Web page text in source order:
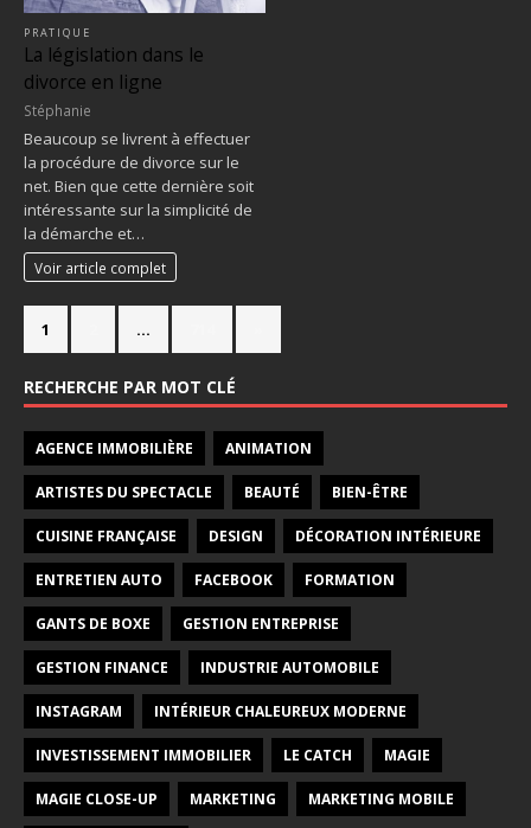
PRATIQUE
La législation dans le
divorce en ligne
Stéphanie
Beaucoup se livrent à effectuer
la procédure de divorce sur le
net. Bien que cette dernière soit
intéressante sur la simplicité de
la démarche et…
Voir article complet
1 …
RECHERCHE PAR MOT CLÉ
AGENCE IMMOBILIÈRE ANIMATION
ARTISTES DU SPECTACLE BEAUTÉ BIEN-ÊTRE
CUISINE FRANÇAISE DESIGN DÉCORATION INTÉRIEURE
ENTRETIEN AUTO FACEBOOK FORMATION
GANTS DE BOXE GESTION ENTREPRISE
GESTION FINANCE INDUSTRIE AUTOMOBILE
INSTAGRAM INTÉRIEUR CHALEUREUX MODERNE
INVESTISSEMENT IMMOBILIER LE CATCH MAGIE
MAGIE CLOSE-UP MARKETING MARKETING MOBILE